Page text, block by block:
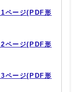
ページ(PDF形
ページ(PDF形
ページ(PDF形